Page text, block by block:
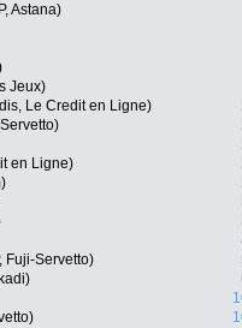
Astana)
Jeux)
Le Credit en Ligne)
en Ligne)
Fuji-Servetto)